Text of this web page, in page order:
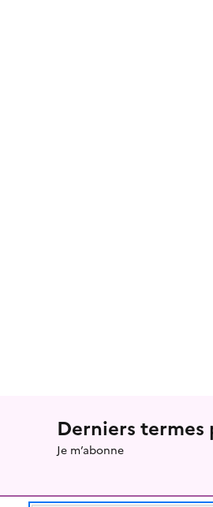
Menu
Derniers termes
Je m’abonne